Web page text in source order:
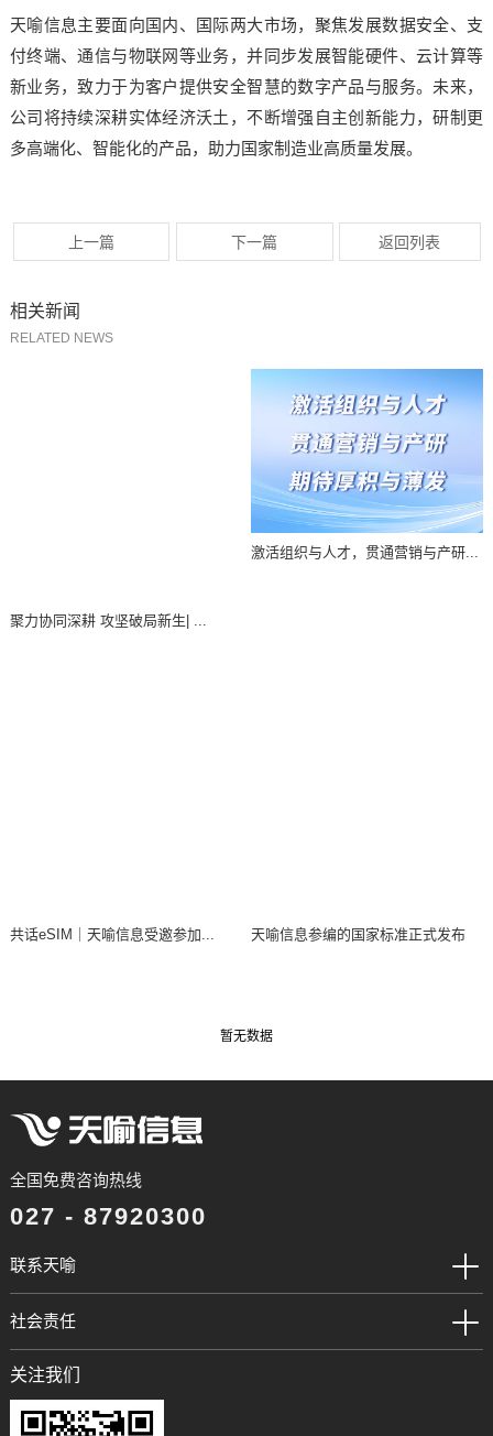
天喻信息主要面向国内、国际两大市场，聚焦发展数据安全、支
付终端、通信与物联网等业务，并同步发展智能硬件、云计算等
新业务，致力于为客户提供安全智慧的数字产品与服务。未来，
公司将持续深耕实体经济沃土，不断增强自主创新能力，研制更
多高端化、智能化的产品，助力国家制造业高质量发展。
上一篇 下一篇 返回列表
相关新闻
RELATED NEWS
激活组织与人才，贯通营销与产研...
全国免费咨询热线
027 - 87920300
社会责任